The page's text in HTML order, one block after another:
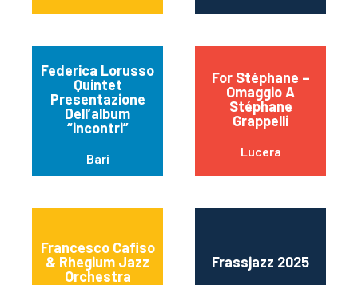
Federica Lorusso
Quintet
Presentazione
Dell’album
“incontri”
Bari
For Stéphane –
Omaggio A
Stéphane
Grappelli
Lucera
Francesco Cafiso
& Rhegium Jazz
Orchestra
Frassjazz 2025